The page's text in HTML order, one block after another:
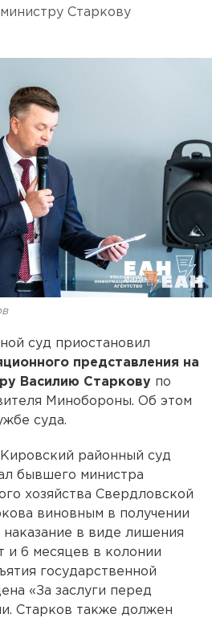
Старкову
суд приостановил
представления на
Василию Старкову по
Минобороны. Об этом
суда.
районный суд
бывшего министра
хозяйства Свердловской
виновным в получении
наказание в виде лишения
и 6 месяцев в колонии
государственной
«За заслуги перед
Старков также должен